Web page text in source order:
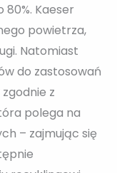
Kaeser
powietrza,
Natomiast
do zastosowań
z
polega na
– zajmując się